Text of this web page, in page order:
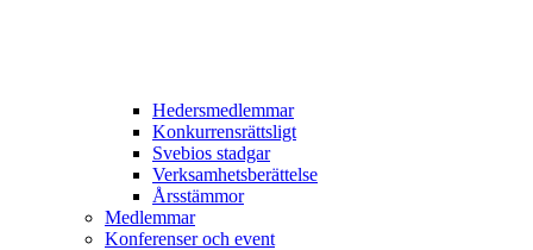
Hedersmedlemmar
Konkurrensrättsligt
Svebios stadgar
Verksamhetsberättelse
Årsstämmor
Medlemmar
Konferenser och event